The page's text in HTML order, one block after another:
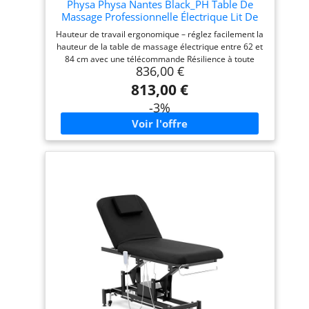
Physa Physa Nantes Black_PH Table De
Massage Professionnelle Électrique Lit De
Massage Table De Soin Kiné 3 Moteurs Noir
200 kg
Hauteur de travail ergonomique – réglez facilement la
hauteur de la table de massage électrique entre 62 et
84 cm avec une télécommande Résilience à toute
épreuve – avec une capacité de charge de 200 kg,
cette table esthétique offre confort et stabilité même
lors d'utilisations intensives Surface large – avec 185
x 67 cm, effectuez tous vos soins de manière
professionnelle Stabilité fiable - un socle robuste en
métal peint par poudrage stabilise ce lit de massage
pendant les soins Confort garanti – des coussins en
836,00 €
813,00 €
-3%